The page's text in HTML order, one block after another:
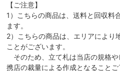
【ご注意】
1）こちらの商品は、送料と回収料
ます。
2）こちらの商品は、エリアにより
ことがございます。
そのため、立て札は当店の規格
携店の裁量による作成となることご